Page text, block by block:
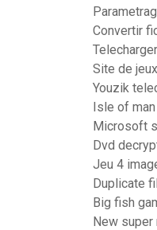
Convertir
Site de
Youzik
Isle of
Microsoft
Dvd
Jeu 4
Duplicate
Big fish
New super